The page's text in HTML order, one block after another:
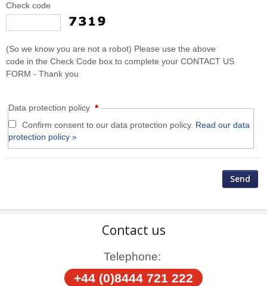
Check code
(So we know you are not a robot) Please use the above
code in the Check Code box to complete your CONTACT US
FORM - Thank you
Data protection policy *
Confirm consent to our data protection policy. Read our data
protection policy »
Contact us
Telephone:
+44 (0)8444 721 222